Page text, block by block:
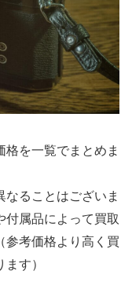
を一覧でまとめま
ることはございま
付属品によって買取
参考価格より高く買
す）